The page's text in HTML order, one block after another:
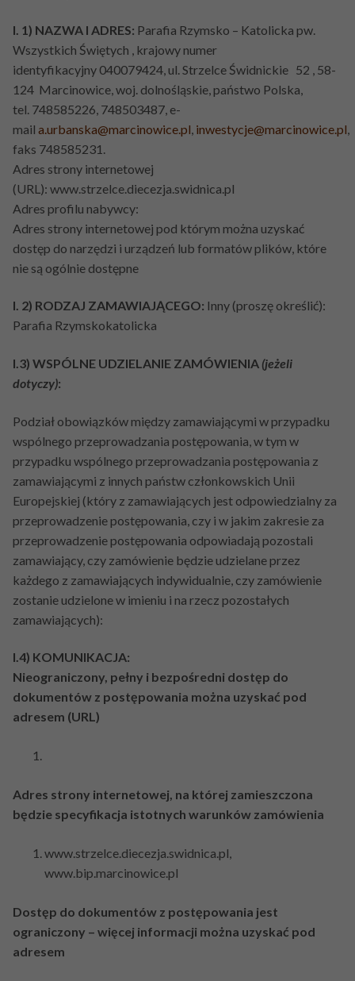
I. 1) NAZWA I ADRES: Parafia Rzymsko – Katolicka pw.
Wszystkich Świętych , krajowy numer
identyfikacyjny 040079424, ul. Strzelce Świdnickie 52 , 58-
124 Marcinowice, woj. dolnośląskie, państwo Polska,
tel. 748585226, 748503487, e-
mail a.urbanska@marcinowice.pl inwestycje@marcinowice.pl
faks 748585231.
Adres strony internetowej
(URL): www.strzelce.diecezja.swidnica.pl
Adres profilu nabywcy:
Adres strony internetowej pod którym można uzyskać
dostęp do narzędzi i urządzeń lub formatów plików, które
nie są ogólnie dostępne
I. 2) RODZAJ ZAMAWIAJĄCEGO: Inny (proszę określić):
Parafia Rzymskokatolicka
I.3) WSPÓLNE UDZIELANIE ZAMÓWIENIA (jeżeli
dotyczy):
Podział obowiązków między zamawiającymi w przypadku
wspólnego przeprowadzania postępowania, w tym w
przypadku wspólnego przeprowadzania postępowania z
zamawiającymi z innych państw członkowskich Unii
Europejskiej (który z zamawiających jest odpowiedzialny za
przeprowadzenie postępowania, czy i w jakim zakresie za
przeprowadzenie postępowania odpowiadają pozostali
zamawiający, czy zamówienie będzie udzielane przez
każdego z zamawiających indywidualnie, czy zamówienie
zostanie udzielone w imieniu i na rzecz pozostałych
zamawiających):
I.4) KOMUNIKACJA:
Nieograniczony, pełny i bezpośredni dostęp do
dokumentów z postępowania można uzyskać pod
adresem (URL)
Adres strony internetowej, na której zamieszczona
będzie specyfikacja istotnych warunków zamówienia
www.strzelce.diecezja.swidnica.pl,
www.bip.marcinowice.pl
Dostęp do dokumentów z postępowania jest
ograniczony – więcej informacji można uzyskać pod
adresem